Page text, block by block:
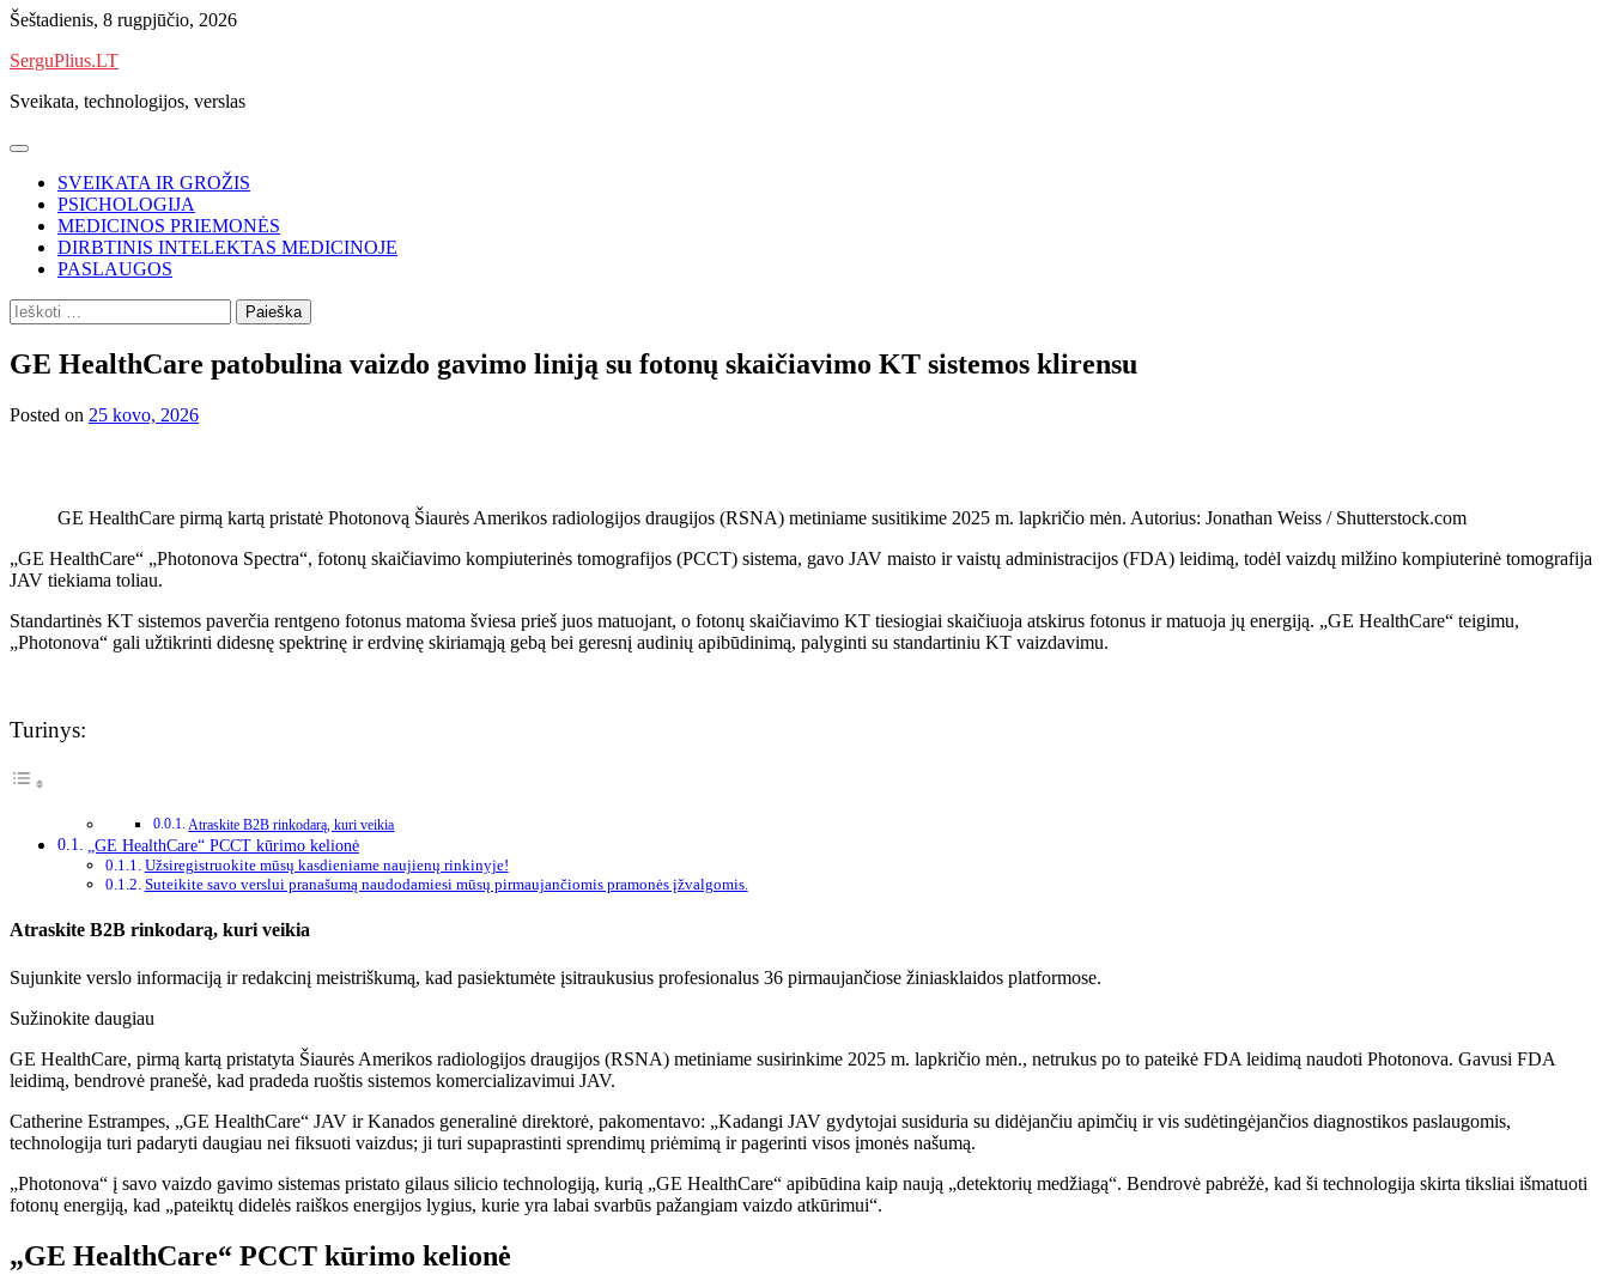
Skip
content
Šeštadienis, 8 rugpjūčio, 2026
SerguPlius.LT
Sveikata, technologijos, verslas
SVEIKATA IR GROŽIS
PSICHOLOGIJA
MEDICINOS PRIEMONĖS
DIRBTINIS INTELEKTAS MEDICINOJE
PASLAUGOS
Ieškoti:
GE HealthCare patobulina vaizdo gavimo liniją su fotonų skaičiavimo KT sistemos klirensu
Posted on 25 kovo, 2026
GE HealthCare pirmą kartą pristatė Photonovą Šiaurės Amerikos radiologijos draugijos (RSNA) metiniame susitikime 2025 m. lapkričio mėn. Autorius: Jonathan Weiss / Shutterstock.com
„GE HealthCare“ „Photonova Spectra“, fotonų skaičiavimo kompiuterinės tomografijos (PCCT) sistema, gavo JAV maisto ir vaistų administracijos (FDA) leidimą, todėl vaizdų milžino kompiuterinė tomografija
JAV tiekiama toliau.
Standartinės KT sistemos paverčia rentgeno fotonus matoma šviesa prieš juos matuojant, o fotonų skaičiavimo KT tiesiogiai skaičiuoja atskirus fotonus ir matuoja jų energiją. „GE HealthCare“ teigimu,
„Photonova“ gali užtikrinti didesnę spektrinę ir erdvinę skiriamąją gebą bei geresnį audinių apibūdinimą, palyginti su standartiniu KT vaizdavimu.
Turinys:
Atraskite B2B rinkodarą, kuri veikia
„GE HealthCare“ PCCT kūrimo kelionė
Užsiregistruokite mūsų kasdieniame naujienų rinkinyje!
Suteikite savo verslui pranašumą naudodamiesi mūsų pirmaujančiomis pramonės įžvalgomis.
Atraskite B2B rinkodarą, kuri veikia
Sujunkite verslo informaciją ir redakcinį meistriškumą, kad pasiektumėte įsitraukusius profesionalus 36 pirmaujančiose žiniasklaidos platformose.
Sužinokite daugiau
GE HealthCare, pirmą kartą pristatyta Šiaurės Amerikos radiologijos draugijos (RSNA) metiniame susirinkime 2025 m. lapkričio mėn., netrukus po to pateikė FDA leidimą naudoti Photonova. Gavusi FDA
leidimą, bendrovė pranešė, kad pradeda ruoštis sistemos komercializavimui JAV.
Catherine Estrampes, „GE HealthCare“ JAV ir Kanados generalinė direktorė, pakomentavo: „Kadangi JAV gydytojai susiduria su didėjančiu apimčių ir vis sudėtingėjančios diagnostikos paslaugomis,
technologija turi padaryti daugiau nei fiksuoti vaizdus; ji turi supaprastinti sprendimų priėmimą ir pagerinti visos įmonės našumą.
„Photonova“ į savo vaizdo gavimo sistemas pristato gilaus silicio technologiją, kurią „GE HealthCare“ apibūdina kaip naują „detektorių medžiagą“. Bendrovė pabrėžė, kad ši technologija skirta tiksliai išmatuoti
fotonų energiją, kad „pateiktų didelės raiškos energijos lygius, kurie yra labai svarbūs pažangiam vaizdo atkūrimui“.
„GE HealthCare“ PCCT kūrimo kelionė